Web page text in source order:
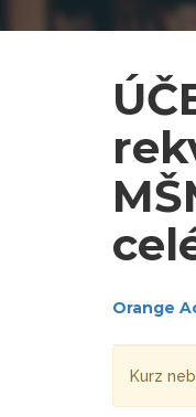
Orange
Kurz